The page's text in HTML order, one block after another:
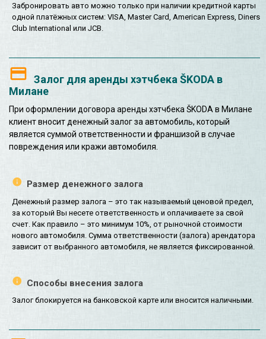
Забронировать авто можно только при наличии кредитной карты
одной платёжных систем: VISA, Master Card, American Express, Diners
Club International или JCB.
Залог для аренды хэтчбека ŠKODA в
Милане
При оформлении договора аренды хэтчбека ŠKODA в Милане
клиент вносит денежный залог за автомобиль, который
является суммой ответственности и франшизой в случае
повреждения или кражи автомобиля.
Размер денежного залога
Денежный размер залога – это так называемый ценовой предел,
за который Вы несете ответственность и оплачиваете за свой
счет. Как правило – это минимум 10%, от рыночной стоимости
нового автомобиля. Сумма ответственности (залога) арендатора
зависит от выбранного автомобиля, не является фиксированной.
Способы внесения залога
Залог блокируется на банковской карте или вносится наличными.